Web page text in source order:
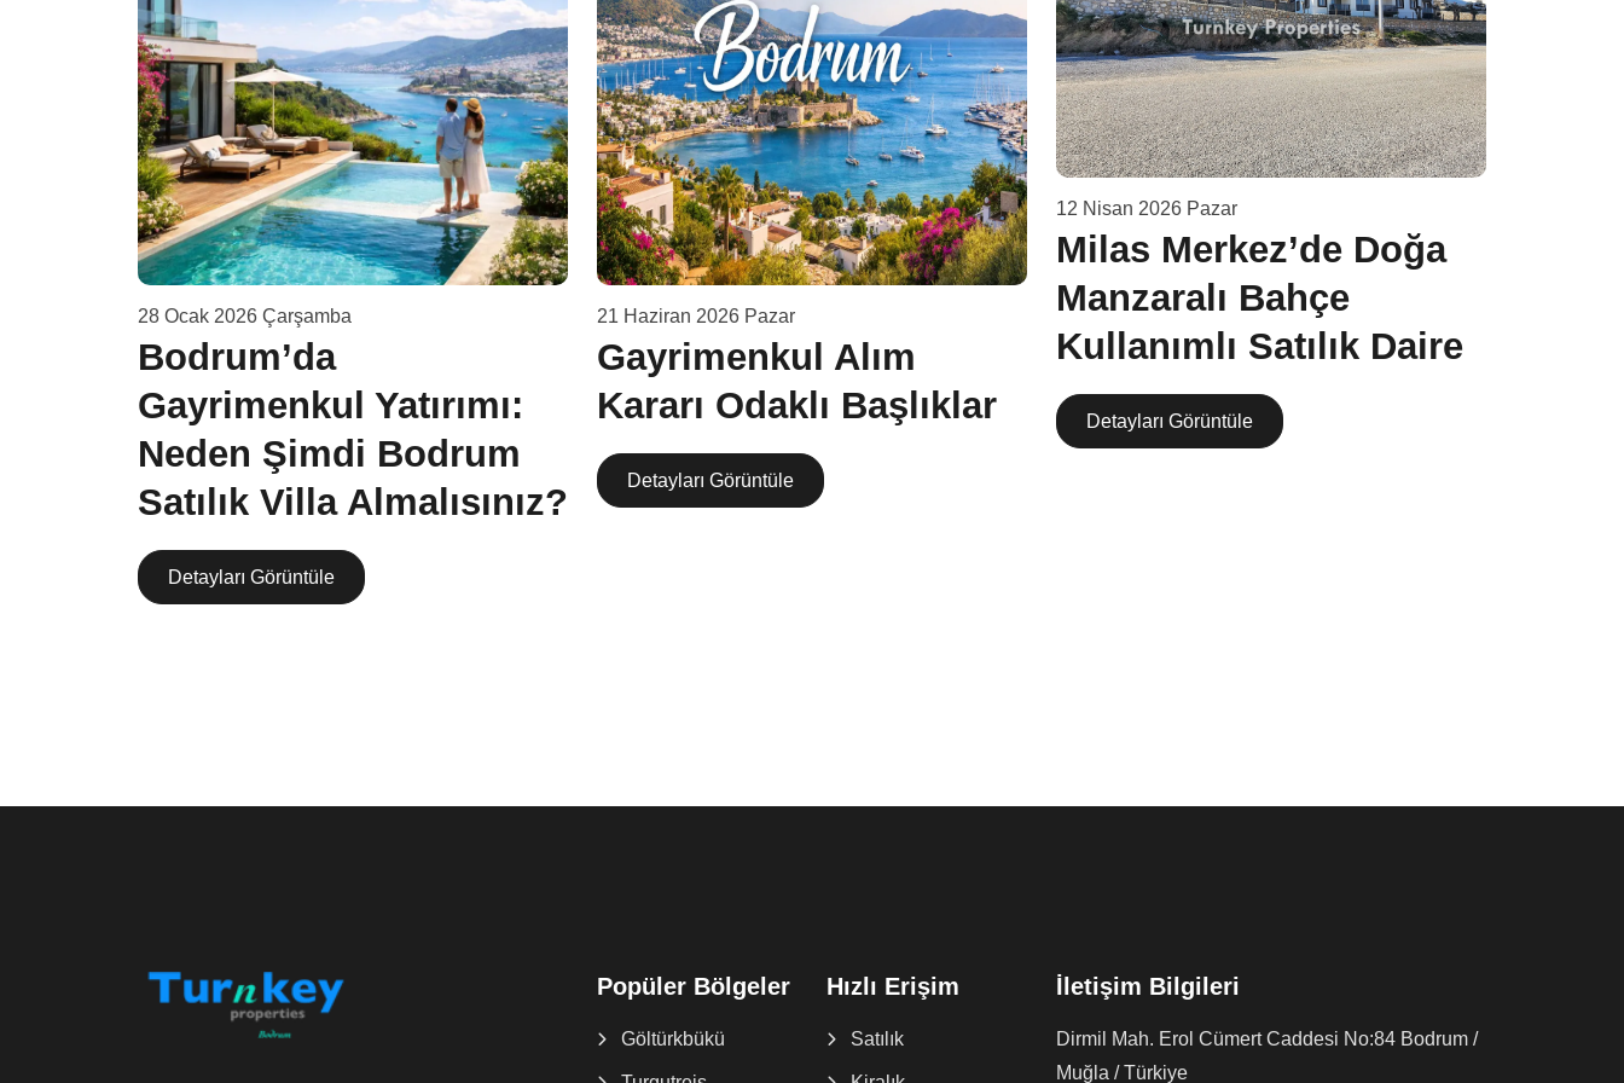
28 Ocak 2026 Çarşamba
Bodrum’da
Gayrimenkul Yatırımı:
Neden Şimdi Bodrum
Satılık Villa Almalısınız?
Detayları Görüntüle
21 Haziran 2026 Pazar
Gayrimenkul Alım
Kararı Odaklı Başlıklar
Detayları Görüntüle
12 Nisan 2026 Pazar
Milas Merkez’de Doğa
Manzaralı Bahçe
Kullanımlı Satılık Daire
Detayları Görüntüle
Popüler Bölgeler
Göltürkbükü
Hızlı Erişim
Satılık
İletişim Bilgileri
Dirmil Mah. Erol Cümert Caddesi No:84 Bodrum /
Muğla / Türkiye